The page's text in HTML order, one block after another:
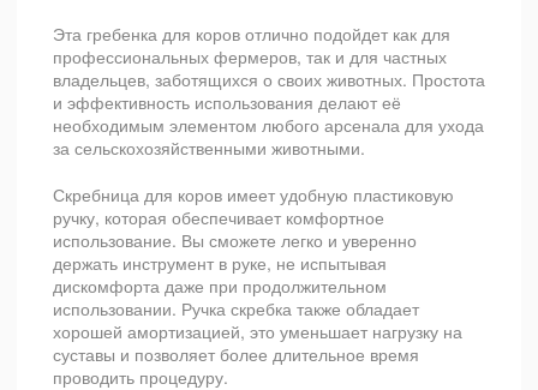
Эта гребенка для коров отлично подойдет как для
профессиональных фермеров, так и для частных
владельцев, заботящихся о своих животных. Простота
и эффективность использования делают её
необходимым элементом любого арсенала для ухода
за сельскохозяйственными животными.
Скребница для коров имеет удобную пластиковую
ручку, которая обеспечивает комфортное
использование. Вы сможете легко и уверенно
держать инструмент в руке, не испытывая
дискомфорта даже при продолжительном
использовании. Ручка скребка также обладает
хорошей амортизацией, это уменьшает нагрузку на
суставы и позволяет более длительное время
проводить процедуру.